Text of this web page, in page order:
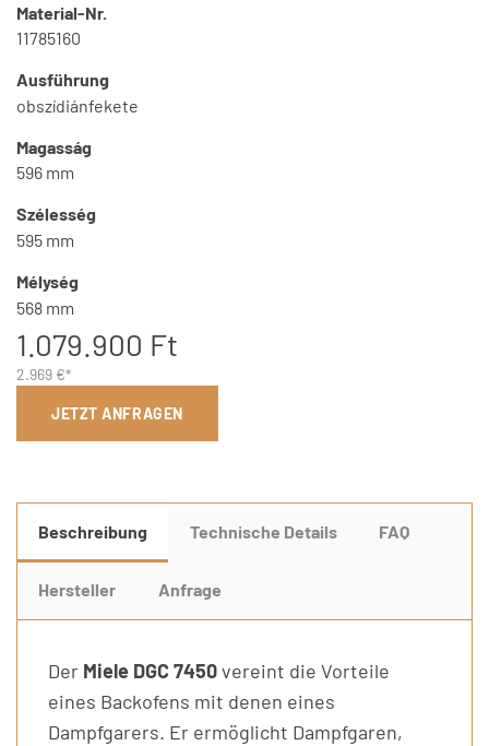
Material-Nr.
11785160
Ausführung
obszídiánfekete
Magasság
596 mm
Szélesség
595 mm
Mélység
568 mm
1.079.900 Ft
2.969 €*
JETZT ANFRAGEN
Beschreibung Technische Details FAQ
Hersteller Anfrage
Der Miele DGC 7450vereint die Vorteile
eines Backofens mit denen eines
Dampfgarers. Er ermöglicht Dampfgaren,